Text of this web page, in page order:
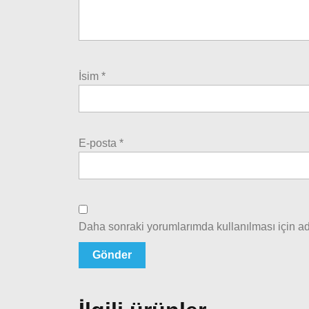
İsim *
E-posta *
Daha sonraki yorumlarımda kullanılması için